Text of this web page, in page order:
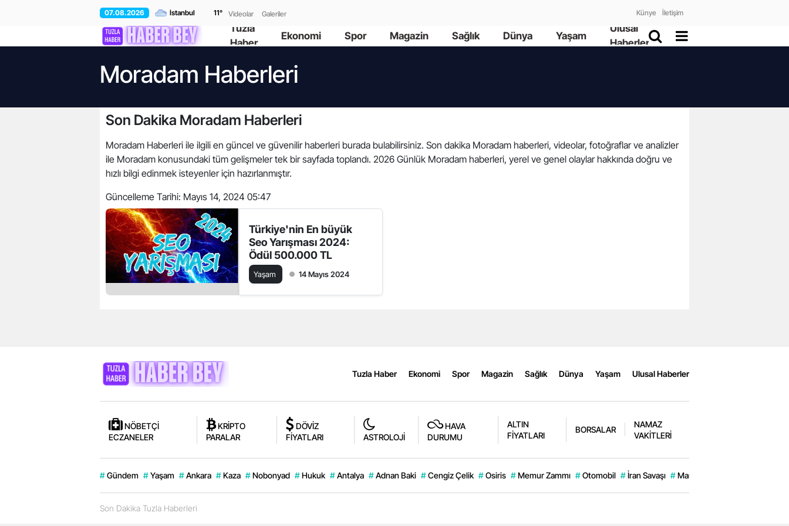
07.08.2026 11° Videolar Galeriler Künye İletişim
Tuzla
Haber
Ekonomi Spor Magazin Sağlık Dünya Yaşam
Ulusal
Haberler
Moradam Haberleri
Son Dakika Moradam Haberleri
Moradam Haberleri ile ilgili en güncel ve güvenilir haberleri burada bulabilirsiniz. Son dakika Moradam haberleri, videolar, fotoğraflar ve analizler
ile Moradam konusundaki tüm gelişmeler tek bir sayfada toplandı. 2026 Günlük Moradam haberleri, yerel ve genel olaylar hakkında doğru ve
hızlı bilgi edinmek isteyenler için hazırlanmıştır.
Güncelleme Tarihi: Mayıs 14, 2024 05:47
Türkiye'nin En büyük
Seo Yarışması 2024:
Ödül 500.000 TL
Yaşam 14 Mayıs 2024
Tuzla Haber Ekonomi Spor Magazin Sağlık Dünya Yaşam Ulusal Haberler
NÖBETÇİ
ECZANELER
KRİPTO
PARALAR
DÖVİZ
FİYATLARI
ASTROLOJİ
HAVA
DURUMU
ALTIN
FİYATLARI
BORSALAR
NAMAZ
VAKİTLERİ
# Gündem # Yaşam # Ankara # Kaza # Nobonyad # Hukuk # Antalya # Adnan Baki # Cengiz Çelik # Osiris # Memur Zammı # Otomobil # İran Savaşı # Manavgat
Son Dakika Tuzla Haberleri